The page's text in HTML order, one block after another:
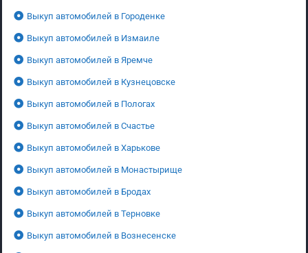
Выкуп автомобилей в Городенке
Выкуп автомобилей в Измаиле
Выкуп автомобилей в Яремче
Выкуп автомобилей в Кузнецовске
Выкуп автомобилей в Пологах
Выкуп автомобилей в Счастье
Выкуп автомобилей в Харькове
Выкуп автомобилей в Монастырище
Выкуп автомобилей в Бродах
Выкуп автомобилей в Терновке
Выкуп автомобилей в Вознесенске